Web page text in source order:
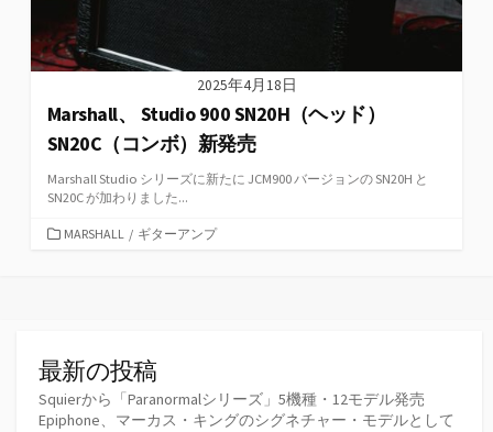
2025年4月18日
Marshall、 Studio 900 SN20H（ヘッド）
SN20C（コンボ）新発売
Marshall Studio シリーズに新たに JCM900 バージョンの SN20H と
SN20C が加わりました...
カMARSHALL / ギターアンプ
最新の投稿
Squierから「Paranormalシリーズ」5機種・12モデル発売
Epiphone、マーカス・キングのシグネチャー・モデルとして